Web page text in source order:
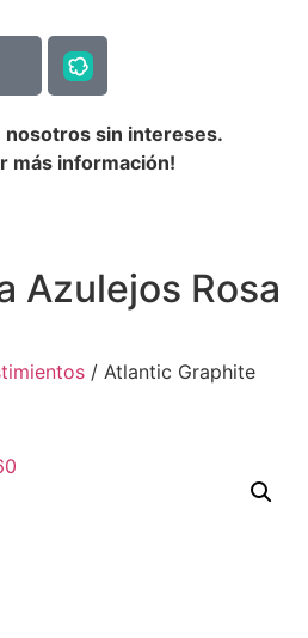
nosotros sin intereses.
más información!
Azulejos Rosa
/ Atlantic Graphite